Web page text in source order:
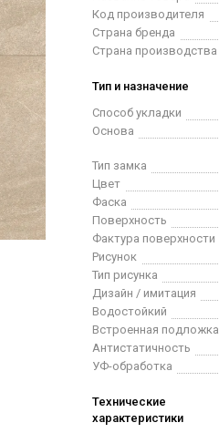
Код производителя
Страна бренда
Страна производства
Тип и назначение
Способ укладки
Основа
Тип замка
Цвет
Фаска
Поверхность
Фактура поверхности
Рисунок
Тип рисунка
Дизайн / имитация
Водостойкий
Встроенная подложка
Антистатичность
УФ-обработка
Технические
характеристики